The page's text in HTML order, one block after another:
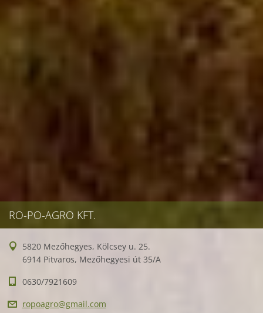
RO-PO-AGRO KFT.
5820 Mezőhegyes, Kölcsey u. 25.
6914 Pitvaros, Mezőhegyesi út 35/A
0630/7921609
ropoagro@gmail.com